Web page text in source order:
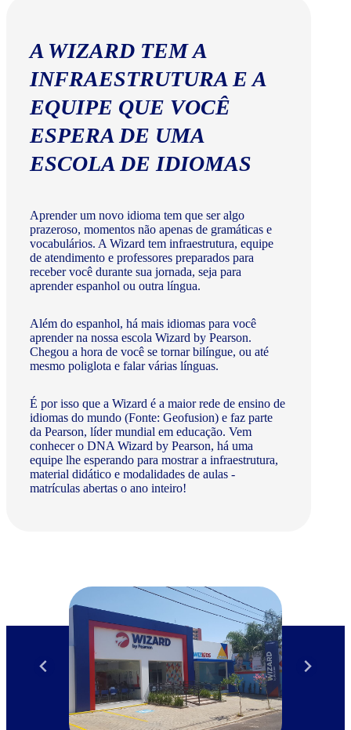
A WIZARD TEM A
INFRAESTRUTURA E A
EQUIPE QUE VOCÊ
ESPERA DE UMA
ESCOLA DE IDIOMAS
Aprender um novo idioma tem que ser algo
prazeroso, momentos não apenas de gramáticas e
vocabulários. A Wizard tem infraestrutura, equipe
de atendimento e professores preparados para
receber você durante sua jornada, seja para
aprender espanhol ou outra língua.
Além do espanhol, há mais idiomas para você
aprender na nossa escola Wizard by Pearson.
Chegou a hora de você se tornar bilíngue, ou até
mesmo poliglota e falar várias línguas.
É por isso que a Wizard é a maior rede de ensino de
idiomas do mundo (Fonte: Geofusion) e faz parte
da Pearson, líder mundial em educação. Vem
conhecer o DNA Wizard by Pearson, há uma
equipe lhe esperando para mostrar a infraestrutura,
material didático e modalidades de aulas -
matrículas abertas o ano inteiro!